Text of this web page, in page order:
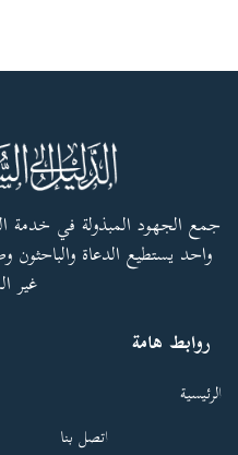
جمع الجهود المبذولة في خدمة
واحد يستطيع الدعاة والباحثون
غير
روابط هامة
الرئيسية
اتصل بنا